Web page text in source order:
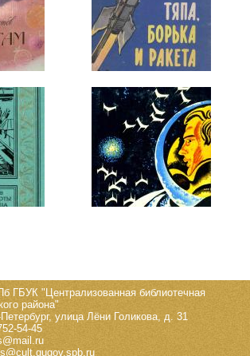
ГБУК "Централизованная библиотечная
района"
улица Лёни Голикова, д. 31
54-45